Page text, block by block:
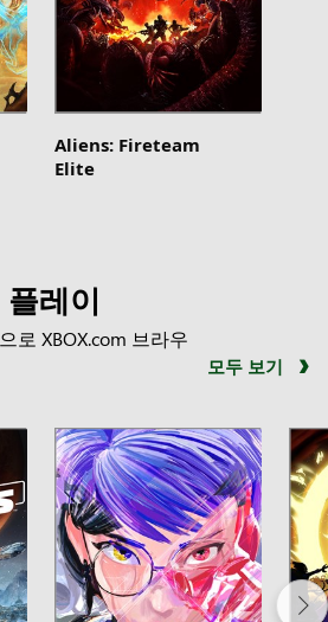
Aliens: Fireteam
Elite
레이
로 XBOX.com 브라우
모두 보기